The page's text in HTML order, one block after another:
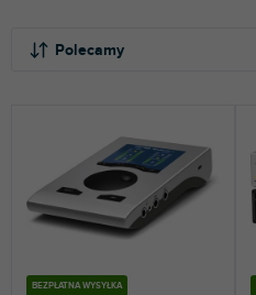
Polecamy
NAJCZĘŚCIEJ SPRZEDAWANE
ALFABETYCZNIE
BEZPŁATNA WYSYŁKA